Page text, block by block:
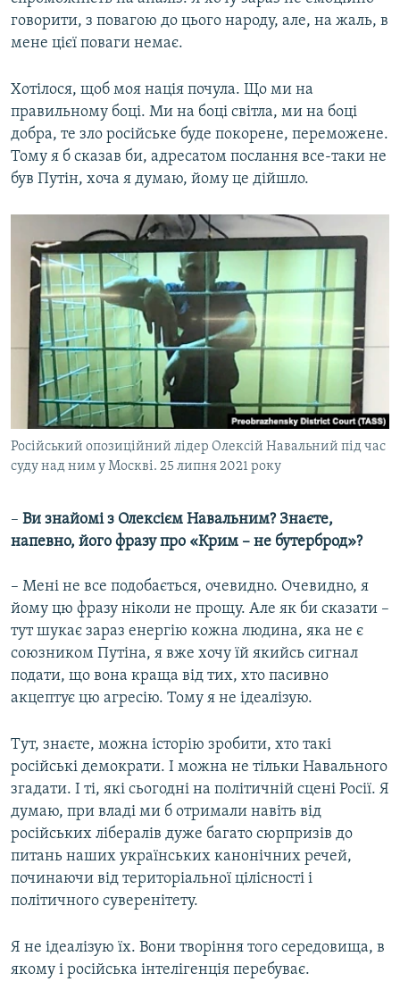
говорити, з повагою до цього народу, але, на жаль, в
мене цієї поваги немає.
Хотілося, щоб моя нація почула. Що ми на
правильному боці. Ми на боці світла, ми на боці
добра, те зло російське буде покорене, переможене.
Тому я б сказав би, адресатом послання все-таки не
був Путін, хоча я думаю, йому це дійшло.
Російський опозиційний лідер Олексій Навальний під час
суду над ним у Москві. 25 липня 2021 року
– Ви знайомі з Олексієм Навальним? Знаєте,
напевно, його фразу про «Крим – не бутерброд»?
– Мені не все подобається, очевидно. Очевидно, я
йому цю фразу ніколи не прощу. Але як би сказати –
тут шукає зараз енергію кожна людина, яка не є
союзником Путіна, я вже хочу їй якийсь сигнал
подати, що вона краща від тих, хто пасивно
акцептує цю агресію. Тому я не ідеалізую.
Тут, знаєте, можна історію зробити, хто такі
російські демократи. І можна не тільки Навального
згадати. І ті, які сьогодні на політичній сцені Росії. Я
думаю, при владі ми б отримали навіть від
російських лібералів дуже багато сюрпризів до
питань наших українських канонічних речей,
починаючи від територіальної цілісності і
політичного суверенітету.
Я не ідеалізую їх. Вони творіння того середовища, в
якому і російська інтелігенція перебуває.